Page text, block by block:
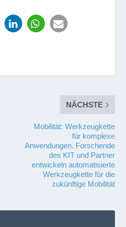
NÄCHSTE
Mobilität: Werkzeugkette
für komplexe
Anwendungen. Forschende
des KIT und Partner
entwickeln automatisierte
Werkzeugkette für die
zukünftige Mobilität